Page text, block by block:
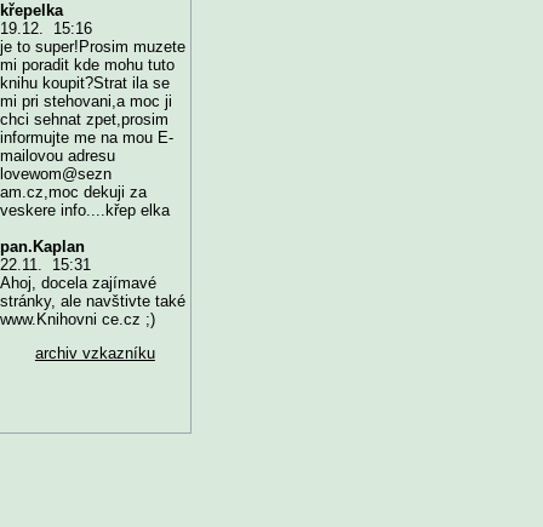
křepelka
19.12. 15:16
je to super!Prosim muzete
mi poradit kde mohu tuto
knihu koupit?Strat ila se
mi pri stehovani,a moc ji
chci sehnat zpet,prosim
informujte me na mou E-
mailovou adresu
lovewom@sezn
am.cz,moc dekuji za
veskere info....křep elka
pan.Kaplan
22.11. 15:31
Ahoj, docela zajímavé
stránky, ale navštivte také
www.Knihovni ce.cz ;)
archiv vzkazníku